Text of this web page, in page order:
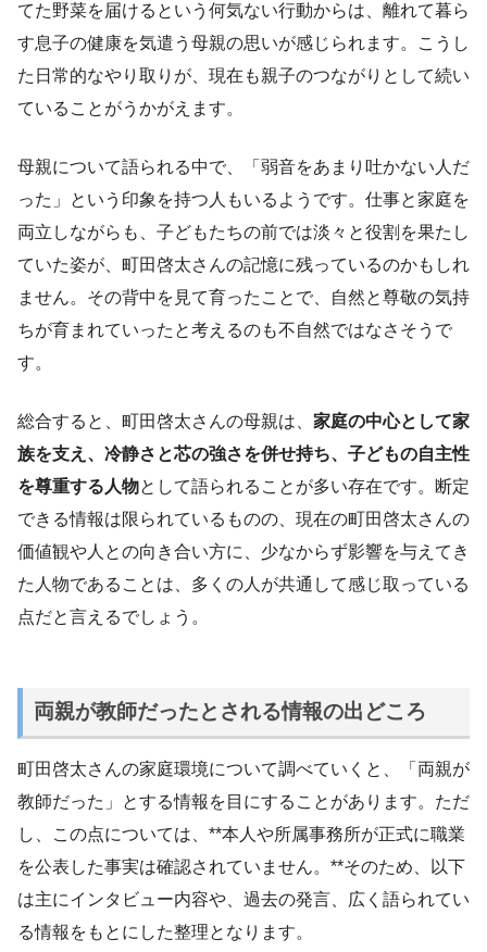
てた野菜を届けるという何気ない行動からは、離れて暮ら
す息子の健康を気遣う母親の思いが感じられます。こうし
た日常的なやり取りが、現在も親子のつながりとして続い
ていることがうかがえます。
母親について語られる中で、「弱音をあまり吐かない人だ
った」という印象を持つ人もいるようです。仕事と家庭を
両立しながらも、子どもたちの前では淡々と役割を果たし
ていた姿が、町田啓太さんの記憶に残っているのかもしれ
ません。その背中を見て育ったことで、自然と尊敬の気持
ちが育まれていったと考えるのも不自然ではなさそうで
す。
総合すると、町田啓太さんの母親は、 家庭の中心として家
族を支え、冷静さと芯の強さを併せ持ち、子どもの自主性
を尊重する人物として語られることが多い存在です。断定
できる情報は限られているものの、現在の町田啓太さんの
価値観や人との向き合い方に、少なからず影響を与えてき
た人物であることは、多くの人が共通して感じ取っている
点だと言えるでしょう。
両親が教師だったとされる情報の出どころ
町田啓太さんの家庭環境について調べていくと、「両親が
教師だった」とする情報を目にすることがあります。ただ
し、この点については、**本人や所属事務所が正式に職業
を公表した事実は確認されていません。**そのため、以下
は主にインタビュー内容や、過去の発言、広く語られてい
る情報をもとにした整理となります。